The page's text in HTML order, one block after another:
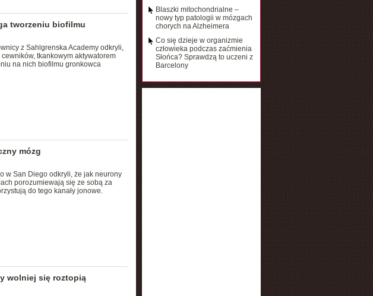
tworzeniu biofilmu
z Sahlgrenska Academy odkryli,
tkankowym aktywatorem
na nich biofilmu gronkowca
mózg
w San Diego odkryli, że jak neurony
porozumiewają się ze sobą za
do tego kanały jonowe.
wolniej się roztopią
Blaszki mitochondrialne –
nowy typ patologii w mózgach
chorych na Alzheimera
Co się dzieje w organizmie
człowieka podczas zaćmienia
Słońca? Sprawdzą to uczeni z
Barcelony